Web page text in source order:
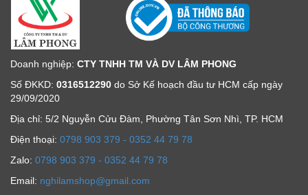
Doanh nghiệp: CTY TNHH TM VÀ DV LÂM PHONG
Số ĐKKD: 0316512290 do Sở Kế hoạch đầu tư HCM cấp ngày
29/09/2020
Địa chỉ: 5/2 Nguyễn Cửu Đàm, Phường Tân Sơn Nhì, TP. HCM
Ðiện thoại: 0798 903 379 - 0352 44 79 78
Zalo: 0798 903 379 - 0352 44 79 78
Email: nghilamshop@gmail.com